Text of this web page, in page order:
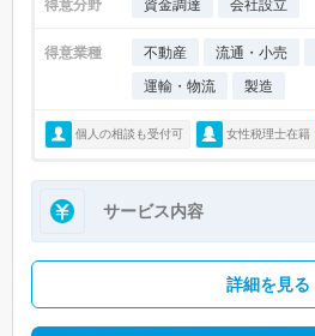
得意分野 資金調達 会社設立
得意業種 不動産 流通・小売
運輸・物流
製造
個人の相談も受付可 女性税理士在籍
サービス内容
詳細を見る